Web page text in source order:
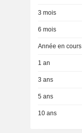
3 mois
6 mois
Année en cours
1 an
3 ans
5 ans
10 ans